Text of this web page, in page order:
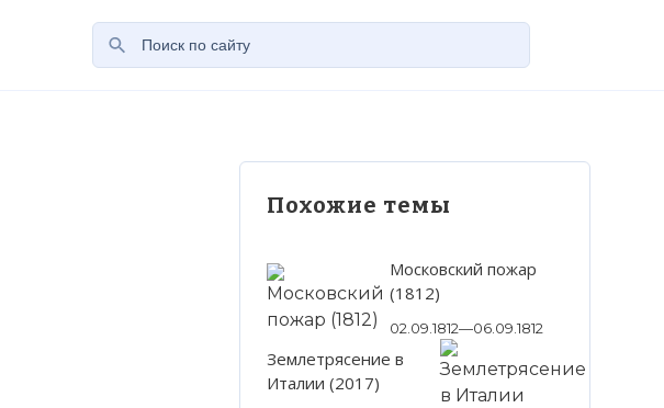
Похожие темы
Московский пожар
(1812)
02.09.1812—06.09.1812
Землетрясение в
Италии (2017)